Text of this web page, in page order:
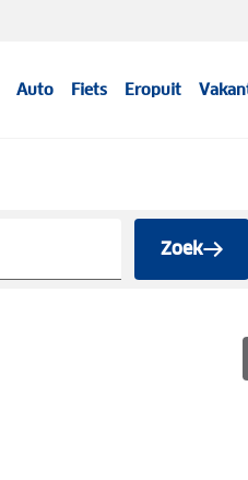
Auto Fiets Eropuit
Zoek